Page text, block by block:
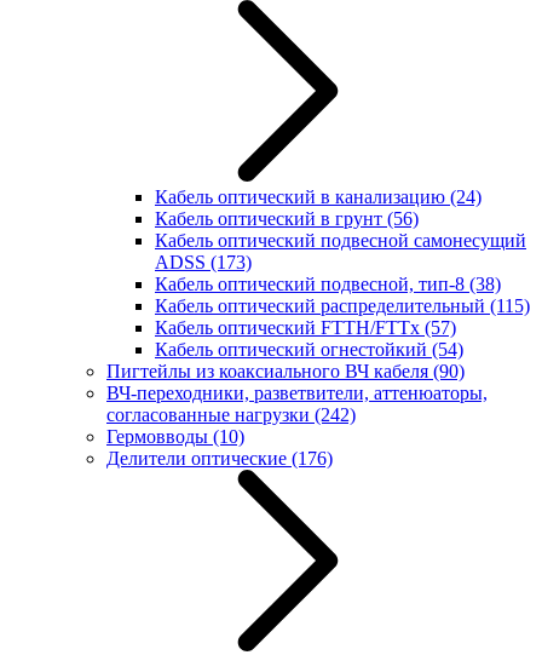
Кабель оптический в канализацию (24)
Кабель оптический в грунт (56)
Кабель оптический подвесной самонесущий
ADSS (173)
Кабель оптический подвесной, тип-8 (38)
Кабель оптический распределительный (115)
Кабель оптический FTTH/FTTx (57)
Кабель оптический огнестойкий (54)
Пигтейлы из коаксиального ВЧ кабеля (90)
ВЧ-переходники, разветвители, аттенюаторы,
согласованные нагрузки (242)
Гермовводы (10)
Делители оптические (176)